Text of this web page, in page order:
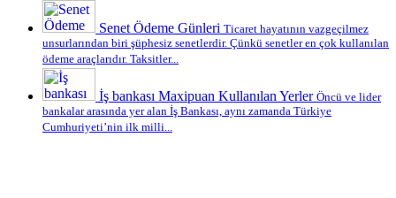
Senet Ödeme Günleri Ticaret hayatının vazgeçilmez
unsurlarından biri şüphesiz senetlerdir. Çünkü senetler en çok kullanılan
ödeme araçlarıdır. Taksitler...
İş bankası Maxipuan Kullanılan Yerler Öncü ve lider
bankalar arasında yer alan İş Bankası, aynı zamanda Türkiye
Cumhuriyeti’nin ilk milli...